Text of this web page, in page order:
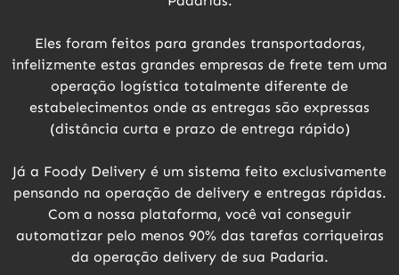
Eles foram feitos para grandes transportadoras,
infelizmente estas grandes empresas de frete tem uma
operação logística totalmente diferente de
estabelecimentos onde as entregas são expressas
(distância curta e prazo de entrega rápido)
Já a Foody Delivery é um sistema feito exclusivamente
pensando na operação de delivery e entregas rápidas.
Com a nossa plataforma, você vai conseguir
automatizar pelo menos 90% das tarefas corriqueiras
da operação delivery de sua Padaria.